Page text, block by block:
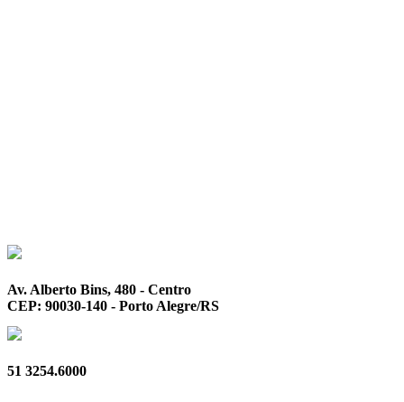
Av. Alberto Bins, 480 - Centro
CEP: 90030-140 - Porto Alegre/RS
51 3254.6000